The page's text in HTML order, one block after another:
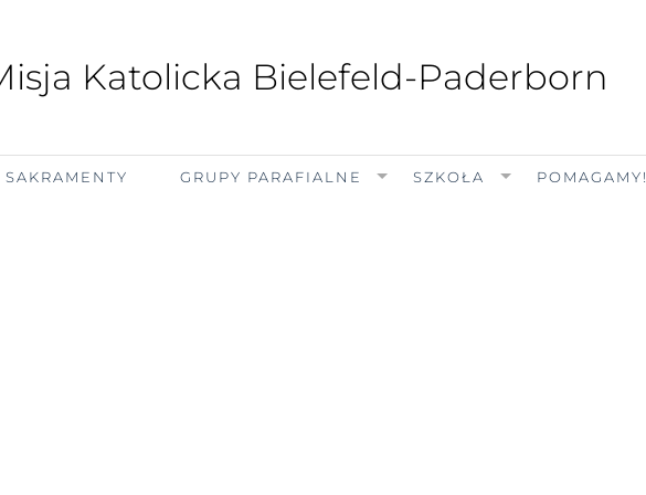
Katolicka Bielefeld-Paderborn
SAKRAMENTY GRUPY PARAFIALNE SZKOŁA POMAGAMY!